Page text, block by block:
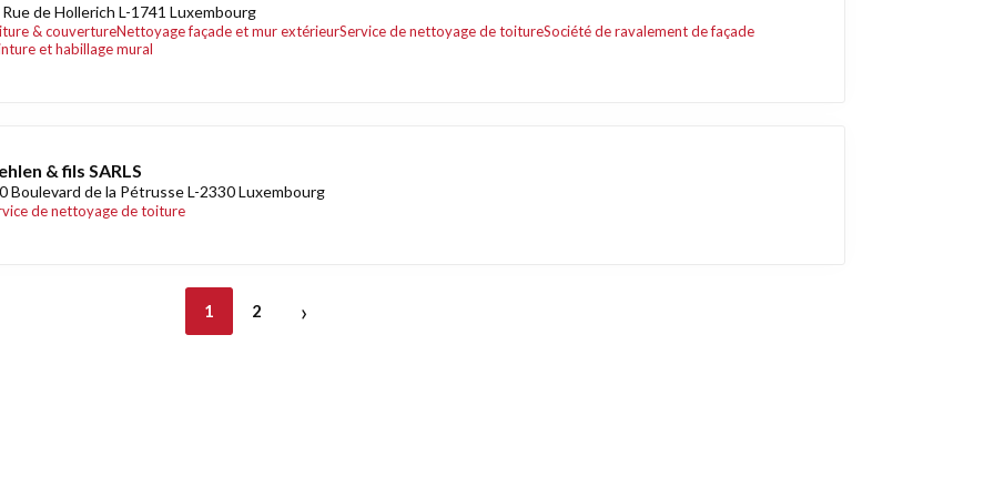
Rue de Hollerich L-1741 Luxembourg
& couvertureNettoyage façade et mur extérieurService de nettoyage de toitureSociété de ravalement de façade
et habillage mural
& fils SARLS
Boulevard de la Pétrusse L-2330 Luxembourg
de nettoyage de toiture
1 2 ›